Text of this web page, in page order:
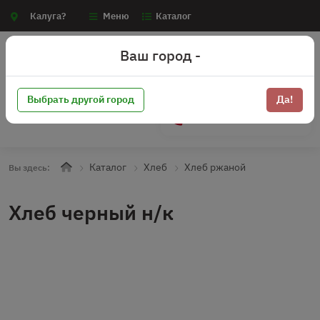
Калуга? Меню Каталог
Вы здесь: Каталог Хлеб Хлеб ржаной
Хлеб черный н/к
Ваш город -
Выбрать другой город Да!